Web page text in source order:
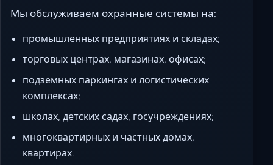
Мы обслуживаем охранные системы на:
промышленных предприятиях и складах;
торговых центрах, магазинах, офисах;
подземных паркингах и логистических
комплексах;
школах, детских садах, госучреждениях;
многоквартирных и частных домах,
квартирах.